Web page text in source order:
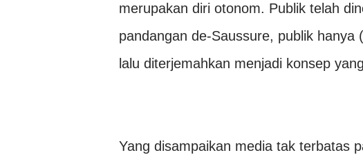
merupakan diri otonom. Publik telah
pandangan de-Saussure, publik
lalu diterjemahkan menjadi konsep
Yang disampaikan media tak terbatas